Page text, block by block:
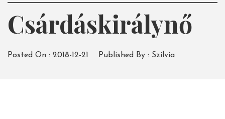
Csárdáskirálynő
Posted On : 2018-12-21 Published By : Szilvia